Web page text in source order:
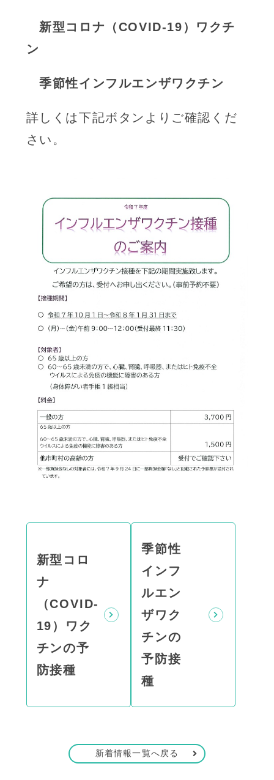
新型コロナ（COVID-19）ワクチ
ン
季節性インフルエンザワクチン
詳しくは下記ボタンよりご確認くだ
さい。
新型コロ
ナ
（COVID-
19）ワク
チンの予
防接種
季節性
インフ
ルエン
ザワク
チンの
予防接
種
新着情報一覧へ戻る